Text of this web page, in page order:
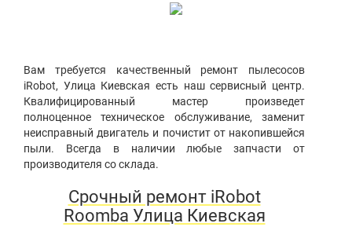
Вам требуется качественный ремонт пылесосов
iRobot, Улица Киевская есть наш сервисный центр.
Квалифицированный мастер произведет
полноценное техническое обслуживание, заменит
неисправный двигатель и почистит от накопившейся
пыли. Всегда в наличии любые запчасти от
производителя со склада.
Срочный ремонт iRobot
Roomba Улица Киевская